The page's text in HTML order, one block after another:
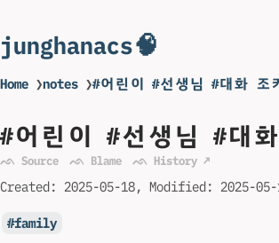
junghanacs🧠
Home ❯notes ❯#어린이 #선생님 #대화 조
#어린이 #선생님 #대
ᨒ Source ᨒ Blame ᨒ History ↗
Created: 2025-05-18 Modified: 2025-
family